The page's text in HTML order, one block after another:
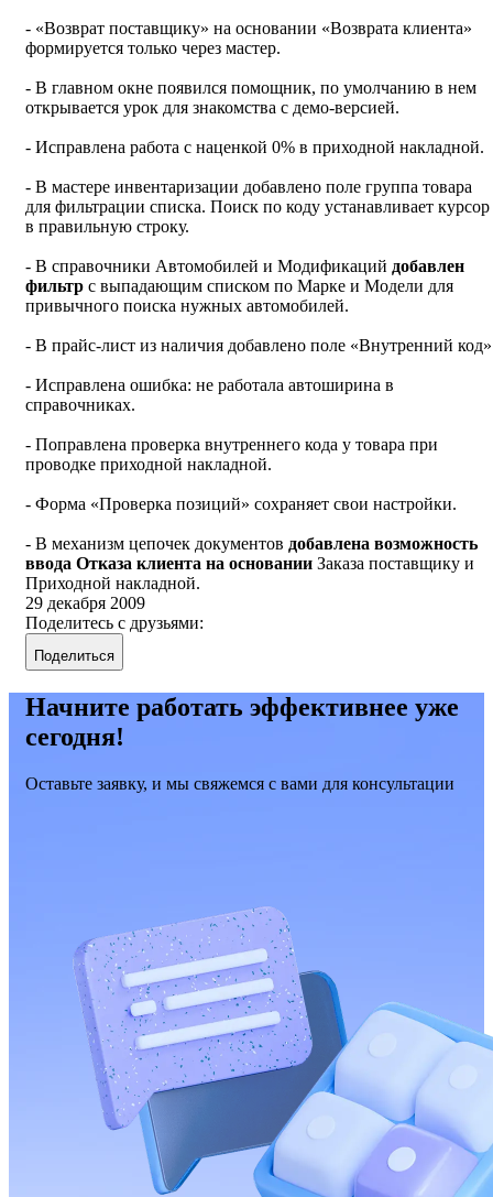
- «Возврат поставщику» на основании «Возврата клиента»
формируется только через мастер.
- В главном окне появился помощник, по умолчанию в нем
открывается урок для знакомства с демо-версией.
- Исправлена работа с наценкой 0% в приходной накладной.
- В мастере инвентаризации добавлено поле группа товара
для фильтрации списка. Поиск по коду устанавливает курсор
в правильную строку.
- В справочники Автомобилей и Модификаций добавлен
фильтр с выпадающим списком по Марке и Модели для
привычного поиска нужных автомобилей.
- В прайс-лист из наличия добавлено поле «Внутренний
- Исправлена ошибка: не работала автоширина в
справочниках.
- Поправлена проверка внутреннего кода у товара при
проводке приходной накладной.
- Форма «Проверка позиций» сохраняет свои настройки.
- В механизм цепочек документов добавлена возможность
ввода Отказа клиента на основании Заказа поставщику и
Приходной накладной.
29 декабря 2009
Поделитесь с друзьями:
Поделиться
Начните работать эффективнее уже
сегодня!
Оставьте заявку, и мы свяжемся с вами для консультации